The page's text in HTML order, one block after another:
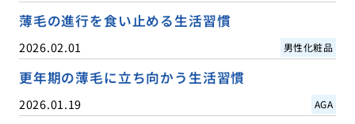
薄毛の進行を食い止める生活習慣
2026.02.01 男性化粧品
更年期の薄毛に立ち向かう生活習慣
2026.01.19 AGA